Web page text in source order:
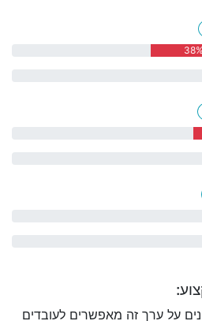
38%
על ערך זה מאפשרים לעובדים